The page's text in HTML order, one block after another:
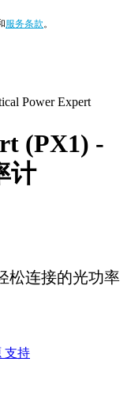
服务条款。
Power Expert
(PX1) -
计
松连接的光功率
支持